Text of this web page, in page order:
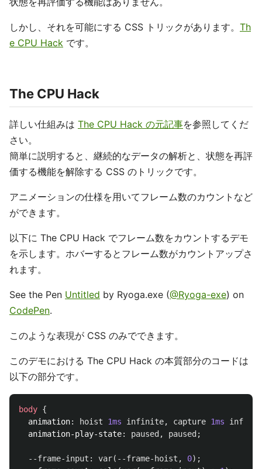
しかし、それを可能にする CSS トリックがあります。 Th
e CPU Hack です。
The CPU Hack
詳しい仕組みは The CPU Hack の元記事を参照してくだ
さい。
簡単に説明すると、継続的なデータの解析と、状態を再評
価する機能を解除する CSS のトリックです。
アニメーションの仕様を用いてフレーム数のカウントなど
ができます。
以下に The CPU Hack でフレーム数をカウントするデモ
を示します。ホバーするとフレーム数がカウントアップさ
れます。
See the Pen Untitled by Ryoga.exe (@Ryoga-exe) on
CodePen.
このような表現が CSS のみでできます。
このデモにおける The CPU Hack の本質部分のコードは
以下の部分です。
body {
animation: hoist 1ms infinite, capture 1ms
animation-play-state: paused , paused ;
--frame-input : var( --frame-hoist , 0);